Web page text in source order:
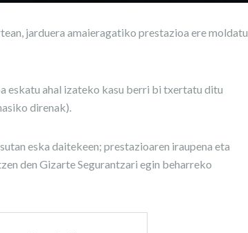
jarduera amaieragatiko prestazioa ere moldatu
eskatu ahal izateko kasu berri bi txertatu ditu
direnak).
eska daitekeen; prestazioaren iraupena eta
den Gizarte Segurantzari egin beharreko